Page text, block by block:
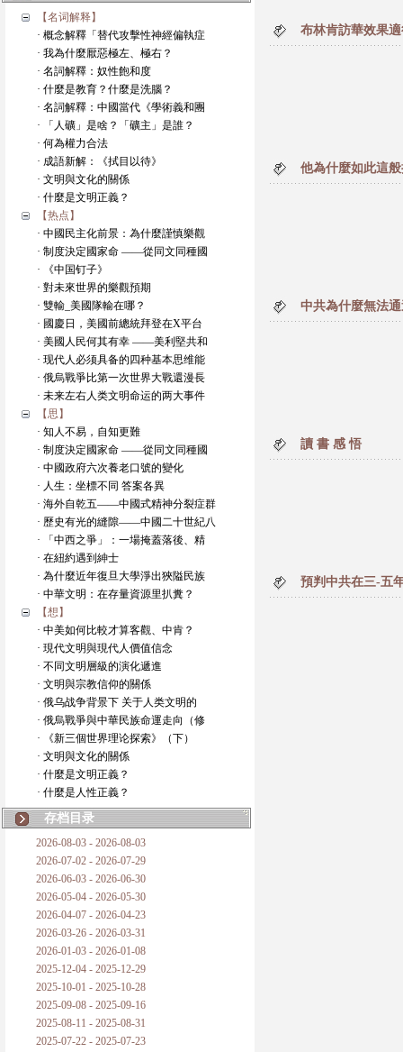
【名词解释】
· 概念解釋「替代攻擊性神經偏執症
· 我為什麼厭惡極左、極右？
· 名詞解釋：奴性飽和度
· 什麼是教育？什麼是洗腦？
· 名詞解釋：中國當代《學術義和團
· 「人礦」是啥？「礦主」是誰？
· 何為權力合法
· 成語新解：《拭目以待》
· 文明與文化的關係
· 什麼是文明正義？
【热点】
· 中國民主化前景：為什麼謹慎樂觀
· 制度決定國家命 ——從同文同種國
· 《中国钉子》
· 對未來世界的樂觀預期
· 雙輸_美國隊輸在哪？
· 國慶日，美國前總統拜登在X平台
· 美國人民何其有幸 ——美利堅共和
· 现代人必须具备的四种基本思维能
· 俄烏戰爭比第一次世界大戰還漫長
· 未来左右人类文明命运的两大事件
【思】
· 知人不易，自知更難
· 制度決定國家命 ——從同文同種國
· 中國政府六次養老口號的變化
· 人生：坐標不同 答案各異
· 海外自乾五——中國式精神分裂症群
· 歷史有光的縫隙——中國二十世紀八
· 「中西之爭」：一場掩蓋落後、精
· 在紐約遇到紳士
· 為什麼近年復旦大學淨出狹隘民族
· 中華文明：在存量資源里扒糞？
【想】
· 中美如何比較才算客觀、中肯？
· 現代文明與現代人價值信念
· 不同文明層級的演化遞進
· 文明與宗教信仰的關係
· 俄乌战争背景下 关于人类文明的
· 俄烏戰爭與中華民族命運走向（修
· 《新三個世界理论探索》（下）
· 文明與文化的關係
· 什麼是文明正義？
· 什麼是人性正義？
存档目录
2026-08-03 - 2026-08-03
2026-07-02 - 2026-07-29
2026-06-03 - 2026-06-30
2026-05-04 - 2026-05-30
2026-04-07 - 2026-04-23
2026-03-26 - 2026-03-31
2026-01-03 - 2026-01-08
2025-12-04 - 2025-12-29
2025-10-01 - 2025-10-28
2025-09-08 - 2025-09-16
2025-08-11 - 2025-08-31
2025-07-22 - 2025-07-23
布林肯訪華效果
他為什麼如此這
中共為什麼無法
讀 書 感 悟
預判中共在三-五